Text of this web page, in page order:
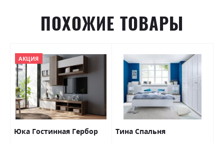
ПОХОЖИЕ ТОВАРЫ
АКЦИЯ
Юка Гостинная Гербор Тина Спальня